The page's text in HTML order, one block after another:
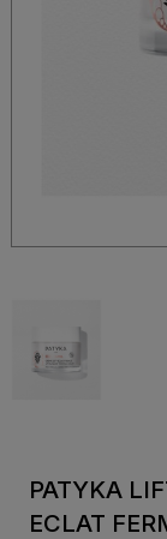
PATYKA
ECLAT